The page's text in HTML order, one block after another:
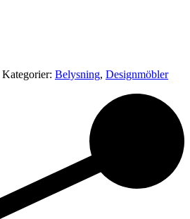
Kategorier: Belysning, Designmöbler